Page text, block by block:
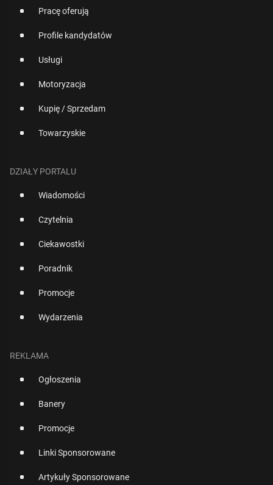
Pracę oferują
Profile kandydatów
Usługi
Motoryzacja
Kupię / Sprzedam
Towarzyskie
DZIAŁY PORTALU
Wiadomości
Czytelnia
Ciekawostki
Poradnik
Promocje
Wydarzenia
REKLAMA
Ogłoszenia
Banery
Promocje
Linki Sponsorowane
Artykuły Sponsorowane